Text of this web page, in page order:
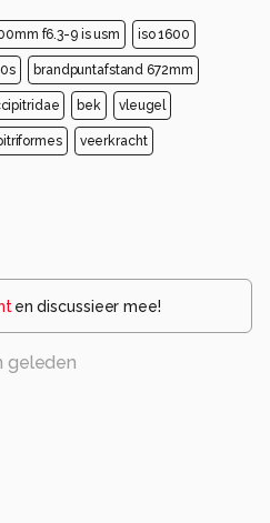
f6.3-9 is usm iso 1600
brandpuntafstand 672mm
bek vleugel
veerkracht
en discussieer mee!
geleden